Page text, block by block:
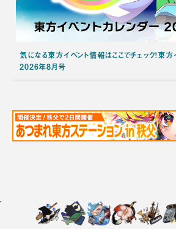
気になる東方イベント情報はここでチェック！東
2026年8月号